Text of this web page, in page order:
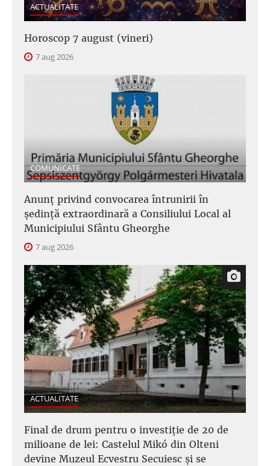
ACTUALITATE
Horoscop 7 august (vineri)
7 aug 2026
COMUNICATE
Anunţ privind convocarea întrunirii în
şedinţă extraordinară a Consiliului Local al
Municipiului Sfântu Gheorghe
7 aug 2026
ACTUALITATE
Final de drum pentru o investiție de 20 de
milioane de lei: Castelul Mikó din Olteni
devine Muzeul Ecvestru Secuiesc și se